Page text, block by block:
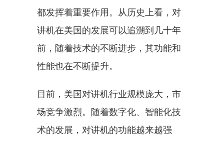
都发挥着重要作用。从历史上看，对
讲机在美国的发展可以追溯到几十年
前，随着技术的不断进步，其功能和
性能也在不断提升。
目前，美国对讲机行业规模庞大，市
场竞争激烈。随着数字化、智能化技
术的发展，对讲机的功能越来越强